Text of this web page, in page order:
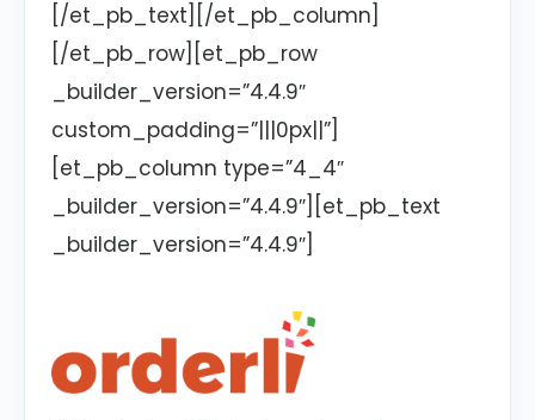
[/et_pb_text][/et_pb_column]
[/et_pb_row][et_pb_row
_builder_version=”4.4.9″
custom_padding=”|||0px||”]
[et_pb_column type=”4_4″
_builder_version=”4.4.9″][et_pb_text
_builder_version=”4.4.9″]